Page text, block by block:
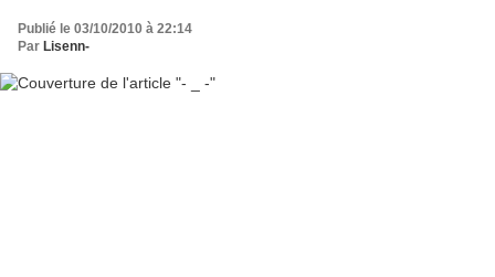
Publié le 03/10/2010 à 22:14
Par Lisenn-